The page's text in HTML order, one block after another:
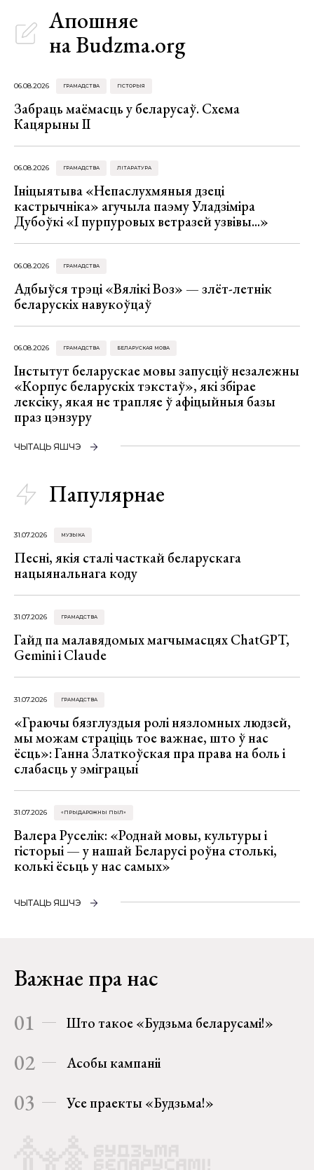
Апошняе
на Budzma.org
06.08.2026 ГРАМАДСТВА ГІСТОРЫЯ
Забраць маёмасць у беларусаў. Схема
Кацярыны ІІ
06.08.2026 ГРАМАДСТВА ЛІТАРАТУРА
Ініцыятыва «Непаслухмяныя дзеці
кастрычніка» агучыла паэму Уладзіміра
Дубоўкі «І пурпуровых ветразей узвівы...»
06.08.2026 ГРАМАДСТВА
Адбыўся трэці «Вялікі Воз» — злёт-летнік
беларускіх навукоўцаў
06.08.2026 ГРАМАДСТВА БЕЛАРУСКАЯ МОВА
Інстытут беларускае мовы запусціў незалежны
«Корпус беларускіх тэкстаў», які збірае
лексіку, якая не трапляе ў афіцыйныя базы
праз цэнзуру
ЧЫТАЦЬ ЯШЧЭ
Папулярнае
31.07.2026 МУЗЫКА
Песні, якія сталі часткай беларускага
нацыянальнага коду
31.07.2026 ГРАМАДСТВА
Гайд па малавядомых магчымасцях ChatGPT,
Gemini і Claude
31.07.2026 ГРАМАДСТВА
«Граючы бязглуздыя ролі нязломных людзей,
мы можам страціць тое важнае, што ў нас
ёсць»: Ганна Златкоўская пра права на боль і
слабасць у эміграцыі
31.07.2026 «ПРЫДАРОЖНЫ ПЫЛ»
Валера Руселік: «Роднай мовы, культуры і
гісторыі — у нашай Беларусі роўна столькі,
колькі ёсьць у нас самых»
ЧЫТАЦЬ ЯШЧЭ
Важнае пра нас
01 Што такое «Будзьма беларусамі!»
02 Асобы кампаніі
03 Усе праекты «Будзьма!»